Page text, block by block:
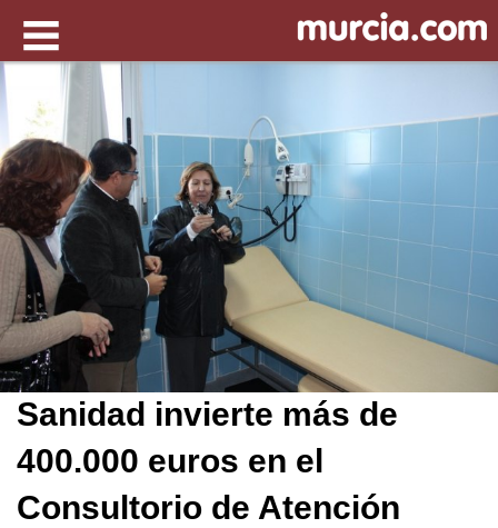
Sanidad invierte más de
400.000 euros en el
Consultorio de Atención